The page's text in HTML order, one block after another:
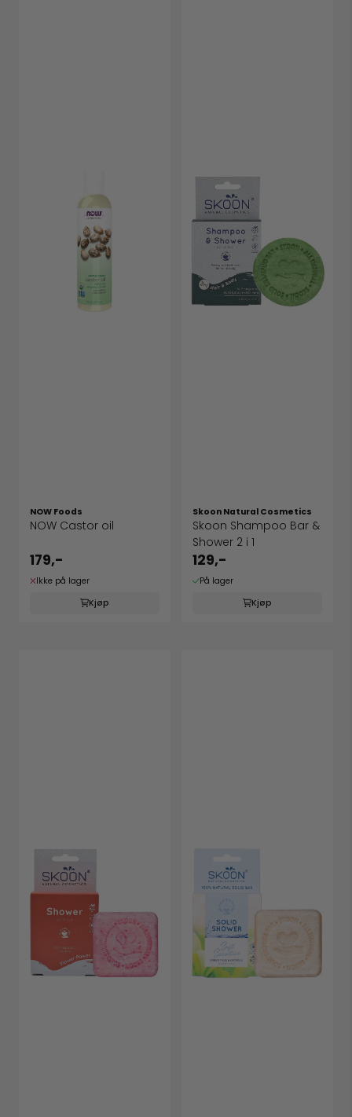
NOW Foods
NOW Castor oil
179,-
Ikke på lager
Kjøp
Skoon Natural Cosmetics
Skoon Shampoo Bar &
Shower 2 i 1
129,-
På lager
Kjøp